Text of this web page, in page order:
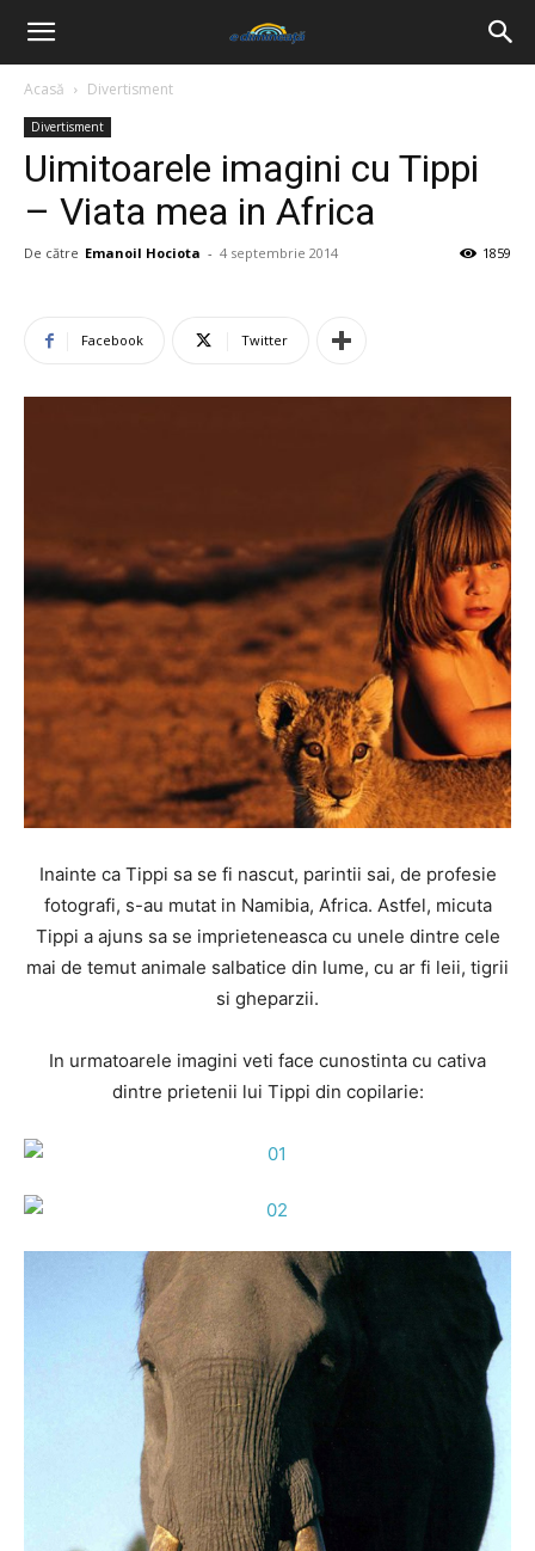
Acasă Divertisment
Divertisment
Uimitoarele imagini cu Tippi
– Viata mea in Africa
De către Emanoil Hociota - 4 septembrie 2014 1859
Facebook Twitter
Inainte ca Tippi sa se fi nascut, parintii sai, de profesie
fotografi, s-au mutat in Namibia, Africa. Astfel, micuta
Tippi a ajuns sa se imprieteneasca cu unele dintre cele
mai de temut animale salbatice din lume, cu ar fi leii, tigrii
si gheparzii.
In urmatoarele imagini veti face cunostinta cu cativa
dintre prietenii lui Tippi din copilarie: